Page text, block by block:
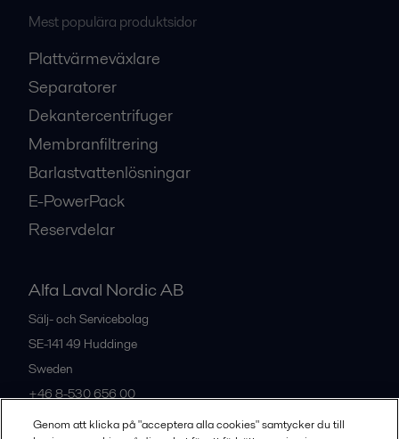
Mest populära produktsidor
Plattvärmeväxlare
Separatorer
Dekantercentrifuger
Membranfiltrering
Barlastvattenlösningar
E-PowerPack
Reservdelar
Alfa Laval Nordic AB
Sälj- och Servicebolag
SE-141 49 Huddinge
Sweden
+46 8-530 656 00
Genom att klicka på "acceptera alla cookies" samtycker du till